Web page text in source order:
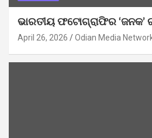
ଭାରତୀୟ ଫଟୋଗ୍ରାଫିର
April 26, 2026 Odian Media